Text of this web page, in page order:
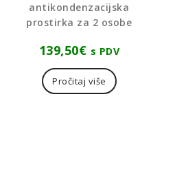
antikondenzacijska
prostirka za 2 osobe
139,50€ s PDV
Pročitaj više